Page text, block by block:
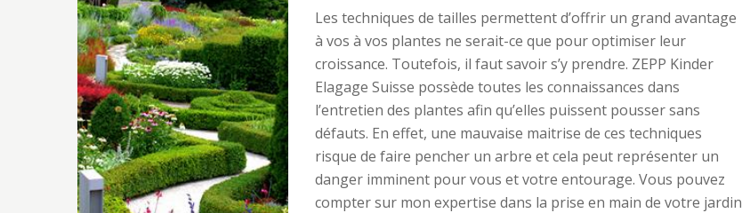
Les techniques de tailles permettent d’offrir un grand avantage
à vos à vos plantes ne serait-ce que pour optimiser leur
croissance. Toutefois, il faut savoir s’y prendre. ZEPP Kinder
Elagage Suisse possède toutes les connaissances dans
l’entretien des plantes afin qu’elles puissent pousser sans
défauts. En effet, une mauvaise maitrise de ces techniques
risque de faire pencher un arbre et cela peut représenter un
danger imminent pour vous et votre entourage. Vous pouvez
compter sur mon expertise dans la prise en main de votre jardin